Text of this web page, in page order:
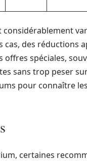
des réductions
offres spéciales,
sans trop peser
pour connaître
certaines